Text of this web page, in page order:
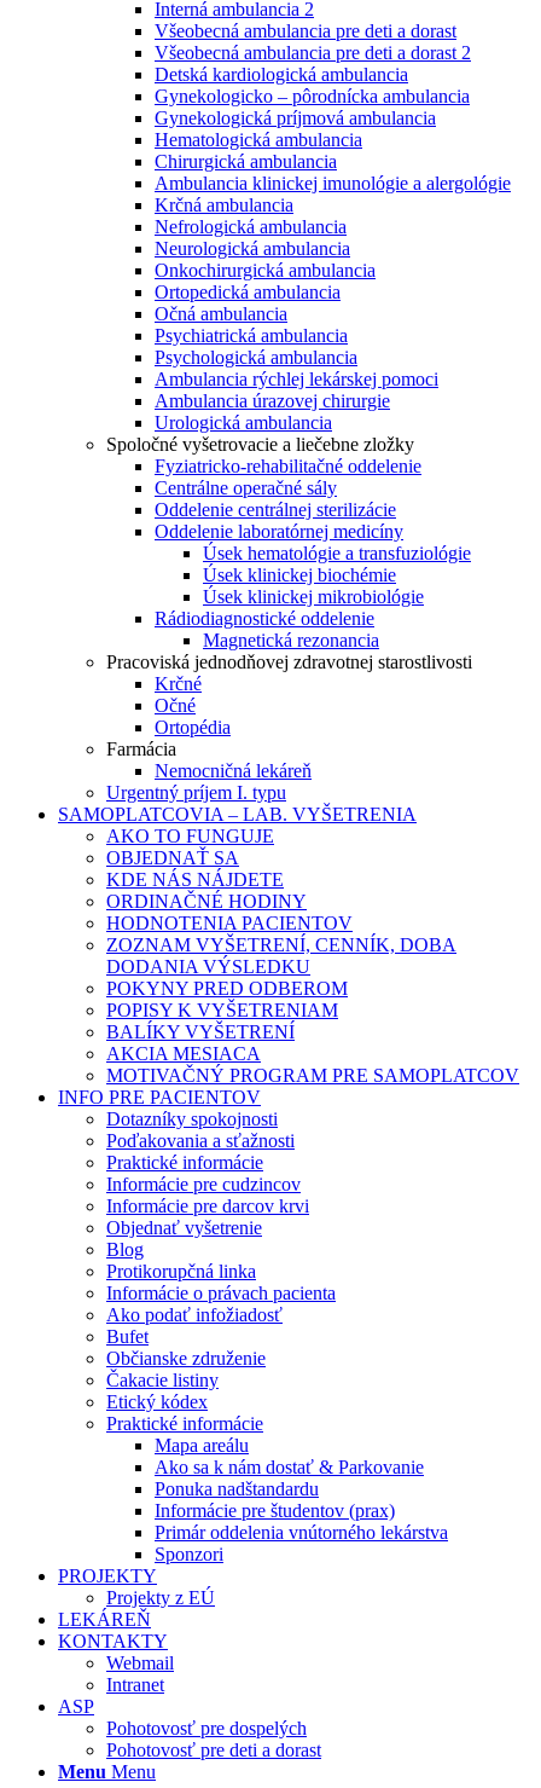
Interná ambulancia 2
Všeobecná ambulancia pre deti a dorast
Všeobecná ambulancia pre deti a dorast 2
Detská kardiologická ambulancia
Gynekologicko – pôrodnícka ambulancia
Gynekologická príjmová ambulancia
Hematologická ambulancia
Chirurgická ambulancia
Ambulancia klinickej imunológie a alergológie
Krčná ambulancia
Nefrologická ambulancia
Neurologická ambulancia
Onkochirurgická ambulancia
Ortopedická ambulancia
Očná ambulancia
Psychiatrická ambulancia
Psychologická ambulancia
Ambulancia rýchlej lekárskej pomoci
Ambulancia úrazovej chirurgie
Urologická ambulancia
Spoločné vyšetrovacie a liečebne zložky
Fyziatricko-rehabilitačné oddelenie
Centrálne operačné sály
Oddelenie centrálnej sterilizácie
Oddelenie laboratórnej medicíny
Úsek hematológie a transfuziológie
Úsek klinickej biochémie
Úsek klinickej mikrobiológie
Rádiodiagnostické oddelenie
Magnetická rezonancia
Pracoviská jednodňovej zdravotnej starostlivosti
Krčné
Očné
Ortopédia
Farmácia
Nemocničná lekáreň
Urgentný príjem I. typu
SAMOPLATCOVIA – LAB. VYŠETRENIA
AKO TO FUNGUJE
OBJEDNAŤ SA
KDE NÁS NÁJDETE
ORDINAČNÉ HODINY
HODNOTENIA PACIENTOV
ZOZNAM VYŠETRENÍ, CENNÍK, DOBA
DODANIA VÝSLEDKU
POKYNY PRED ODBEROM
POPISY K VYŠETRENIAM
BALÍKY VYŠETRENÍ
AKCIA MESIACA
MOTIVAČNÝ PROGRAM PRE SAMOPLATCOV
INFO PRE PACIENTOV
Dotazníky spokojnosti
Poďakovania a sťažnosti
Praktické informácie
Informácie pre cudzincov
Informácie pre darcov krvi
Objednať vyšetrenie
Blog
Protikorupčná linka
Informácie o právach pacienta
Ako podať infožiadosť
Bufet
Občianske združenie
Čakacie listiny
Etický kódex
Praktické informácie
Mapa areálu
Ako sa k nám dostať & Parkovanie
Ponuka nadštandardu
Informácie pre študentov (prax)
Primár oddelenia vnútorného lekárstva
Sponzori
PROJEKTY
Projekty z EÚ
LEKÁREŇ
KONTAKTY
Webmail
Intranet
ASP
Pohotovosť pre dospelých
Pohotovosť pre deti a dorast
Menu Menu